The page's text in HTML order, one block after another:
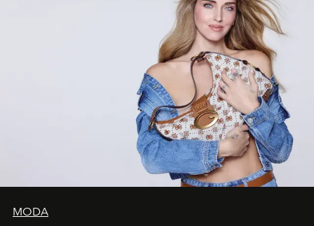
MODA